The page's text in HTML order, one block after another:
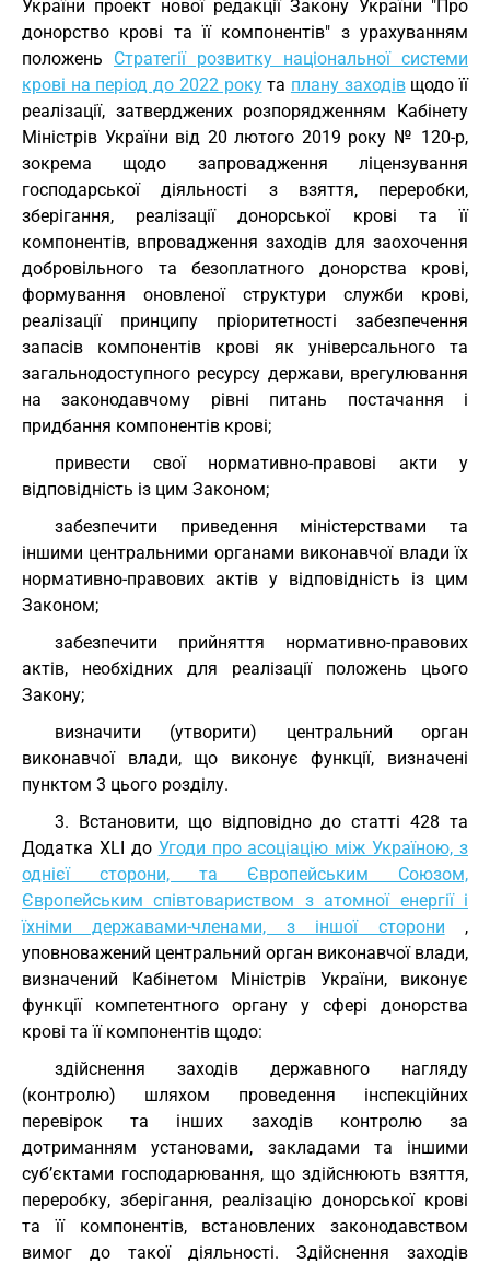
України проект нової редакції Закону України "Про
донорство крові та її компонентів" з урахуванням
положень Стратегії розвитку національної системи
крові на період до 2022 рокута плану заходівщодо її
реалізації, затверджених розпорядженням Кабінету
Міністрів України від 20 лютого 2019 року № 120-р,
зокрема щодо запровадження ліцензування
господарської діяльності з взяття, переробки,
зберігання, реалізації донорської крові та її
компонентів, впровадження заходів для заохочення
добровільного та безоплатного донорства крові,
формування оновленої структури служби крові,
реалізації принципу пріоритетності забезпечення
запасів компонентів крові як універсального та
загальнодоступного ресурсу держави, врегулювання
на законодавчому рівні питань постачання і
придбання компонентів крові;
привести свої нормативно-правові акти у
відповідність із цим Законом;
забезпечити приведення міністерствами та
іншими центральними органами виконавчої влади їх
нормативно-правових актів у відповідність із цим
Законом;
забезпечити прийняття нормативно-правових
актів, необхідних для реалізації положень цього
Закону;
визначити (утворити) центральний орган
виконавчої влади, що виконує функції, визначені
пунктом 3 цього розділу.
3. Встановити, що відповідно до статті 428 та
Додатка XLI до Угоди про асоціацію між Україною, з
однієї сторони, та Європейським Союзом,
Європейським співтовариством з атомної енергії і
їхніми державами-членами, з іншої сторони ,
уповноважений центральний орган виконавчої влади,
визначений Кабінетом Міністрів України, виконує
функції компетентного органу у сфері донорства
крові та її компонентів щодо:
здійснення заходів державного нагляду
(контролю) шляхом проведення інспекційних
перевірок та інших заходів контролю за
дотриманням установами, закладами та іншими
суб’єктами господарювання, що здійснюють взяття,
переробку, зберігання, реалізацію донорської крові
та її компонентів, встановлених законодавством
вимог до такої діяльності. Здійснення заходів